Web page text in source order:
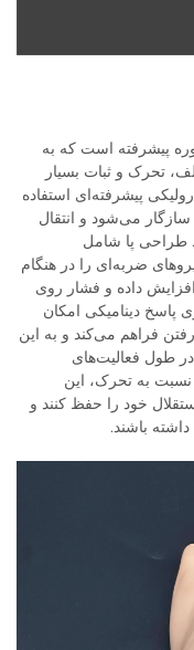
پیشرفته است که به
تحرک و ثبات بسیار
پیشرفته‌ای استفاده
می‌شود و انتقال
طراحی پا شامل
ضربه‌ای را در هنگام
داده و فشار روی
پاسخ دینامیکی امکان
فراهم می‌کند و به این
طول فعالیت‌های
به تحرک، این
خود را حفظ کنند و
باشند.